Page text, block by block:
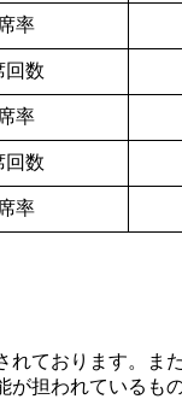
率
回数
率
回数
率
ております。
担われているも